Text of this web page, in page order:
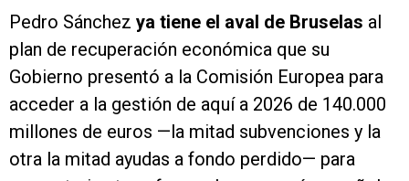
Pedro Sánchez ya tiene el aval de Bruselas al
plan de recuperación económica que su
Gobierno presentó a la Comisión Europea para
acceder a la gestión de aquí a 2026 de 140.000
millones de euros —la mitad subvenciones y la
otra la mitad ayudas a fondo perdido— para